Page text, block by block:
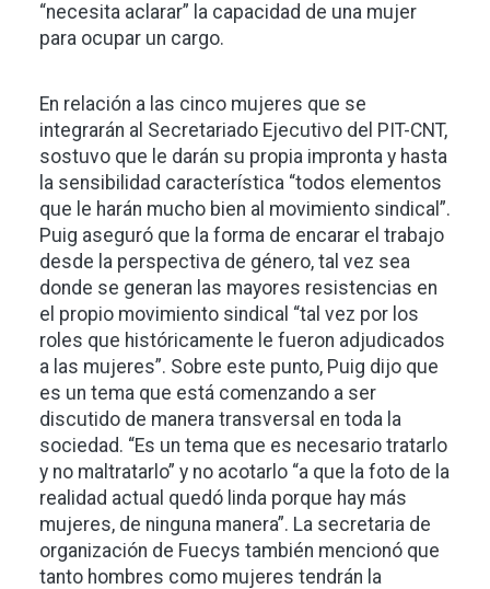
“necesita aclarar” la capacidad de una mujer
para ocupar un cargo.
En relación a las cinco mujeres que se
integrarán al Secretariado Ejecutivo del PIT-CNT,
sostuvo que le darán su propia impronta y hasta
la sensibilidad característica “todos elementos
que le harán mucho bien al movimiento sindical”.
Puig aseguró que la forma de encarar el trabajo
desde la perspectiva de género, tal vez sea
donde se generan las mayores resistencias en
el propio movimiento sindical “tal vez por los
roles que históricamente le fueron adjudicados
a las mujeres”. Sobre este punto, Puig dijo que
es un tema que está comenzando a ser
discutido de manera transversal en toda la
sociedad. “Es un tema que es necesario tratarlo
y no maltratarlo” y no acotarlo “a que la foto de la
realidad actual quedó linda porque hay más
mujeres, de ninguna manera”. La secretaria de
organización de Fuecys también mencionó que
tanto hombres como mujeres tendrán la